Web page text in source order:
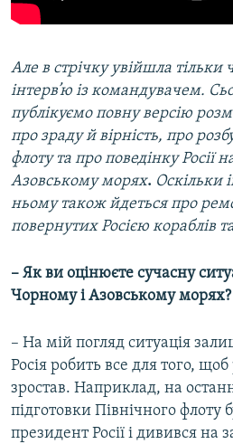
Але в стрічку увійшла тільки
інтерв’ю із командувачем.
публікуємо повну версію
про зраду й вірність, про
флоту та про поведінку Росії
Азовському морях. Оскільки
ньому також йдеться про
повернутих Росією кораблів
– Як ви оцінюєте сучасну
Чорному і Азовському морях?
– На мій погляд ситуація
Росія робить все для того, щоб
зростав. Наприклад, на
підготовки Північного флоту
президент Росії і дивився на